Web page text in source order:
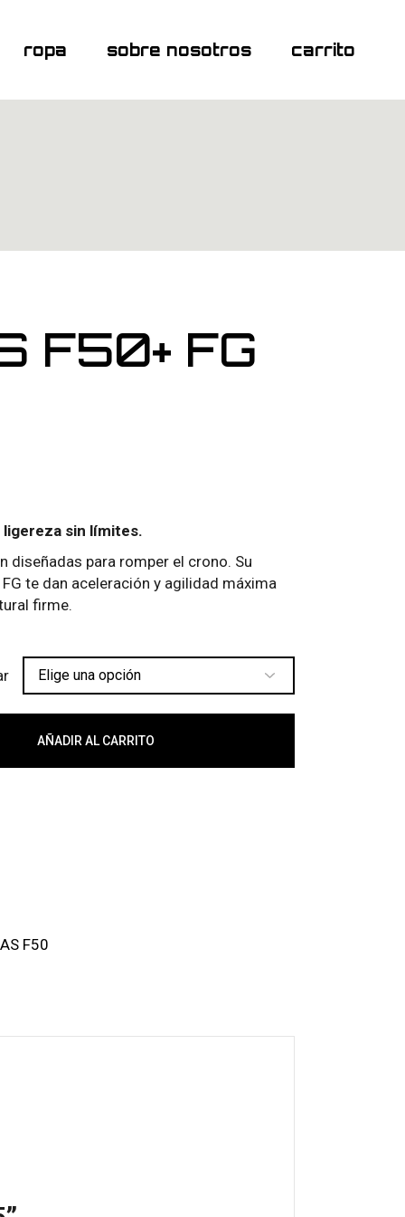
ropa sobre nosotros carrito
F50+ FG
ligereza sin límites.
diseñadas para romper el crono. Su
te dan aceleración y agilidad máxima
firme.
AÑADIR AL CARRITO
F50